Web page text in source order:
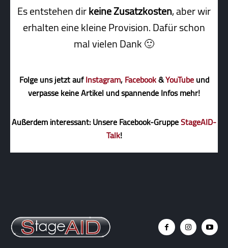
Es entstehen dirkeine Zusatzkosten, aber wir
erhalten eine kleine Pro­vi­sion. Dafür schon
mal vielen Dank 🙂
Folge uns jetzt aufInstagram,Facebook&YouTubeund
verpasse keine Artikel und spannende Infos mehr!
Außerdem interessant: Unsere Facebook-GruppeStageAID-
Talk!